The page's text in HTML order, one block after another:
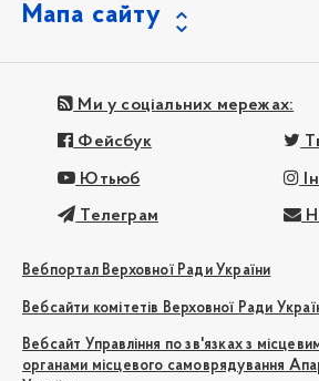
Мапа сайту
Ми у соціальних мережах:
Фейсбук
Ютьюб
Телеграм
Вебпортал Верховної Ради України
Вебсайти комітетів Верховної Ради
Вебсайт Управління по зв'язках з
органами місцевого самоврядування